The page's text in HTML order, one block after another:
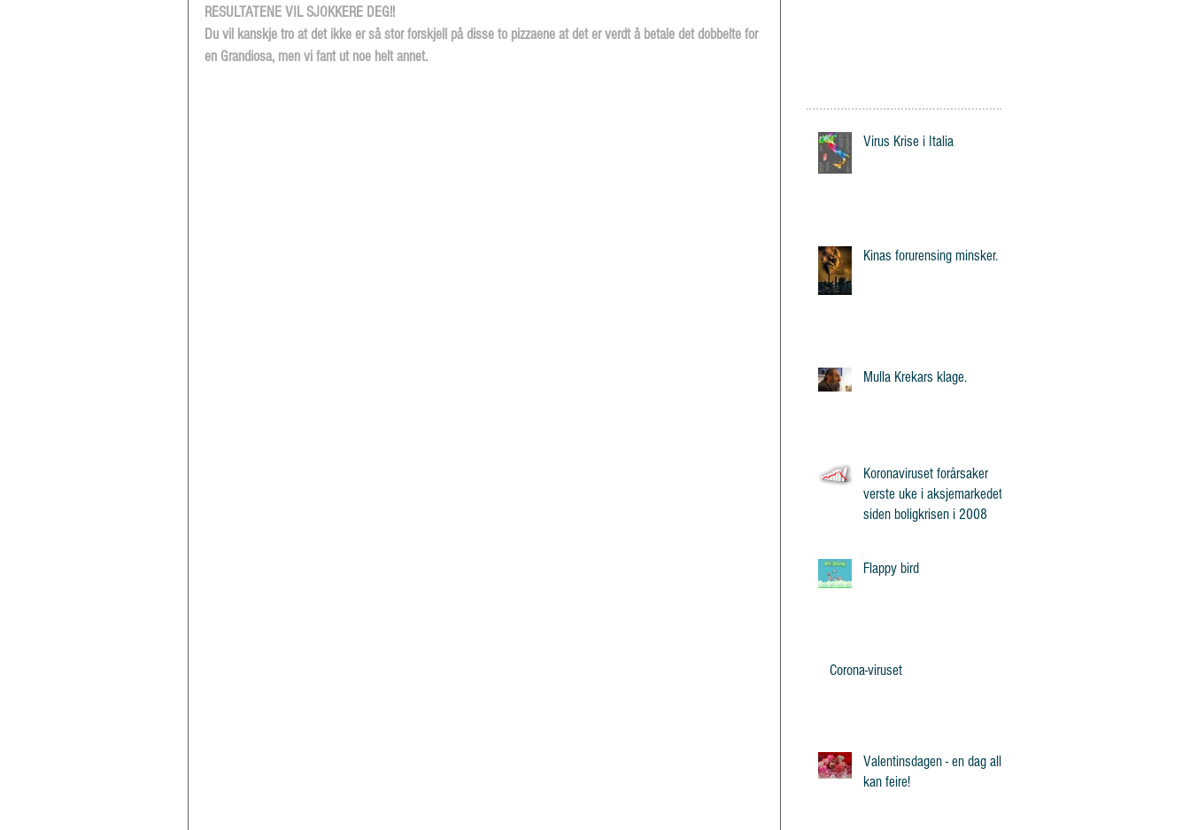
RESULTATENE VIL SJOKKERE DEG!!
Du vil kanskje tro at det ikke er så stor forskjell på disse to pizzaene at det er verdt å betale det dobbelte for
en Grandiosa, men vi fant ut noe helt annet.
Virus Krise i Italia
Kinas forurensing minsker.
Mulla Krekars klage.
Koronaviruset forårsaker
verste uke i aksjemarkedet
siden boligkrisen i 2008
Flappy bird
Corona-viruset
Valentinsdagen - en dag alle
kan feire!